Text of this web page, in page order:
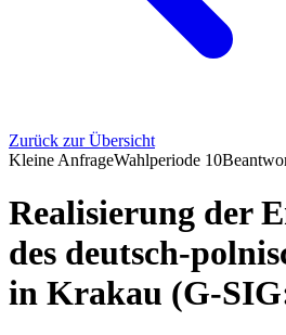
Zurück zur Übersicht
Kleine AnfrageWahlperiode 10
Realisierung der
des deutsch-
in Krakau (G-